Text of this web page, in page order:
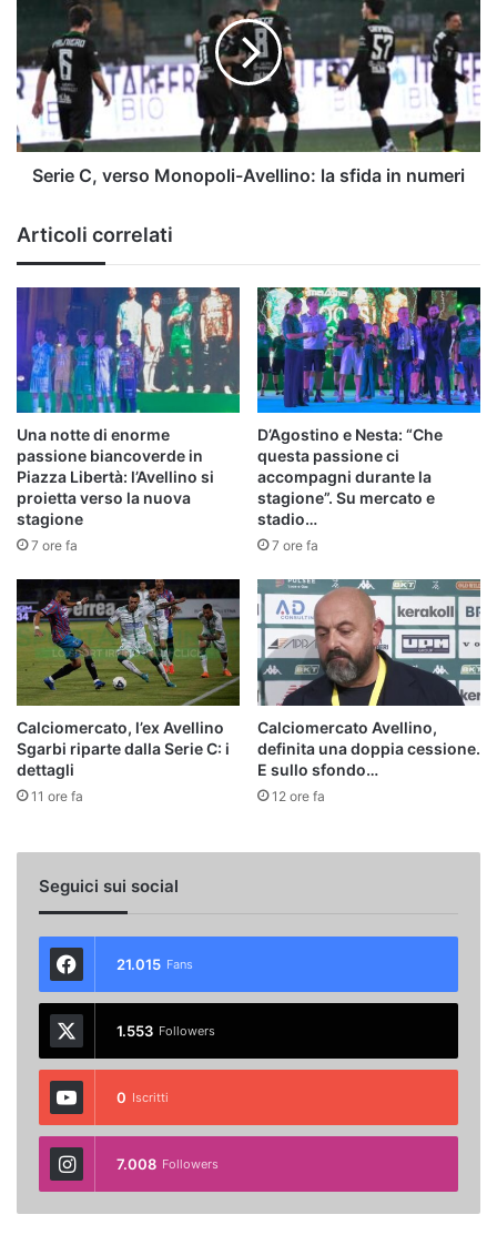
Monopoli-
Avellino:
la
sfida
in
numeri
Serie C, verso Monopoli-Avellino: la sfida in numeri
Articoli correlati
Una notte di enorme
passione biancoverde in
Piazza Libertà: l’Avellino si
proietta verso la nuova
stagione
7 ore fa
D’Agostino e Nesta: “Che
questa passione ci
accompagni durante la
stagione”. Su mercato e
stadio…
7 ore fa
Calciomercato, l’ex Avellino
Sgarbi riparte dalla Serie C: i
dettagli
11 ore fa
Calciomercato Avellino,
definita una doppia cessione.
E sullo sfondo…
12 ore fa
Seguici sui social
21.015 Fans
1.553 Followers
0 Iscritti
7.008 Followers